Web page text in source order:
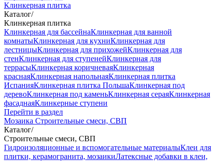
Клинкерная плитка
Каталог/
Клинкерная плитка
Клинкерная для бассейнаКлинкерная для ванной
комнатыКлинкерная для кухниКлинкерная для
лестницыКлинкерная для прихожейКлинкерная для
стенКлинкерная для ступенейКлинкерная для
террасыКлинкерная коричневаяКлинкерная
краснаяКлинкерная напольнаяКлинкерная плитка
ИспанияКлинкерная плитка ПольшаКлинкерная под
деревоКлинкерная под каменьКлинкерная сераяКлинкерная
фасаднаяКлинкерные ступени
Перейти в раздел
Мозаика Строительные смеси, СВП
Каталог/
Строительные смеси, СВП
Гидроизоляционные и вспомогательные материалыКлеи для
плитки, керамогранита, мозаикиЛатексные добавки в клеи,